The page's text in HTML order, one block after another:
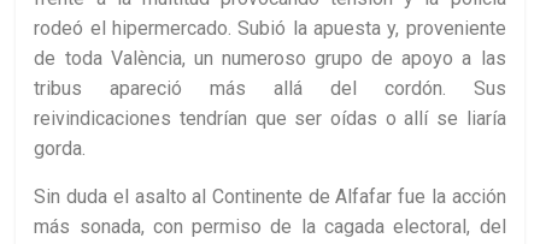
rodeó el hipermercado. Subió la apuesta y, proveniente
de toda València, un numeroso grupo de apoyo a las
tribus apareció más allá del cordón. Sus
reivindicaciones tendrían que ser oídas o allí se liaría
gorda.
Sin duda el asalto al Continente de Alfafar fue la acción
más sonada, con permiso de la cagada electoral, del